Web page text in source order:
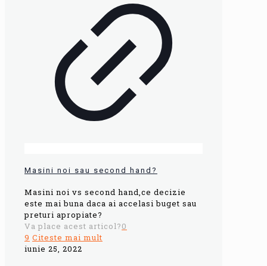
Masini noi sau second hand?
Masini noi vs second hand,ce decizie
este mai buna daca ai accelasi buget sau
preturi apropiate?
Va place acest articol?0
9 Citeste mai mult
iunie 25, 2022